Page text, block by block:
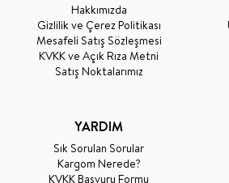
Hakkımızda
Gizlilik ve Çerez Politikası
Mesafeli Satış Sözleşmesi
KVKK ve Açık Rıza Metni
Satış Noktalarımız
YARDIM
Sık Sorulan Sorular
Kargom Nerede?
KVKK Başvuru Formu